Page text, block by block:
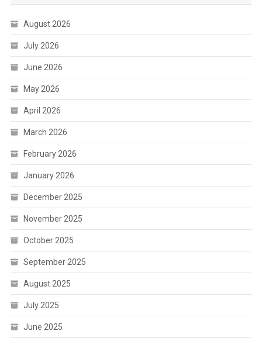
August 2026
July 2026
June 2026
May 2026
April 2026
March 2026
February 2026
January 2026
December 2025
November 2025
October 2025
September 2025
August 2025
July 2025
June 2025